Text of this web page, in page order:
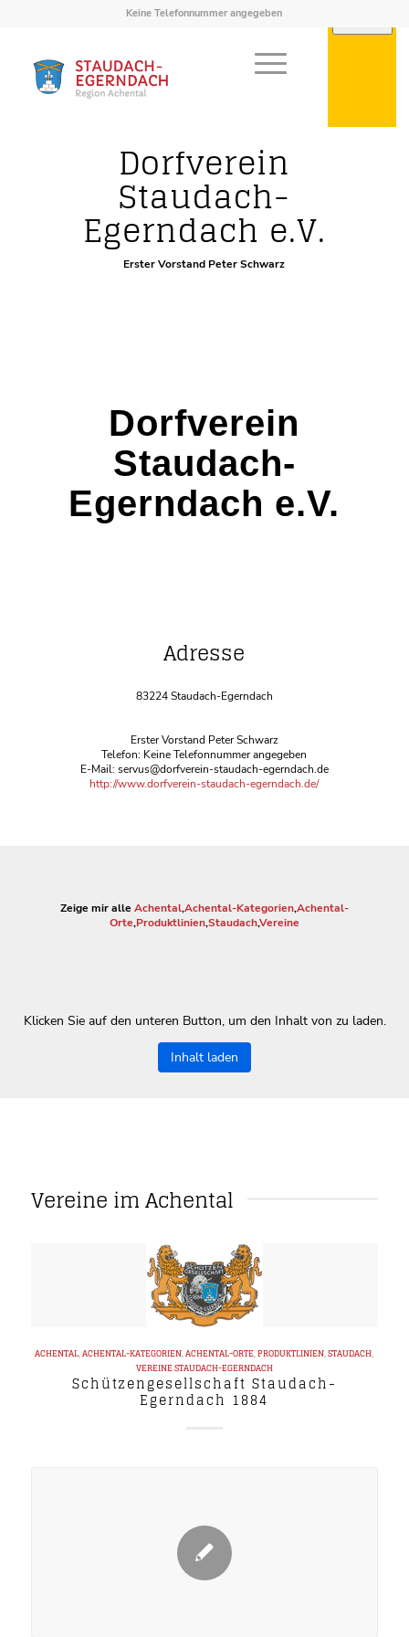
Keine Telefonnummer angegeben
Dorfverein
Staudach-
Egerndach e.V.
Erster Vorstand Peter Schwarz
Dorfverein
Staudach-
Egerndach e.V.
Adresse
83224 Staudach-Egerndach
Erster Vorstand Peter Schwarz
Telefon: Keine Telefonnummer angegeben
E-Mail: servus@dorfverein-staudach-egerndach.de
http://www.dorfverein-staudach-egerndach.de/
Zeige mir alle Achental,Achental-Kategorien,Achental-
Orte,Produktlinien,Staudach,Vereine
Klicken Sie auf den unteren Button, um den Inhalt von zu laden.
Inhalt laden
Vereine im Achental
ACHENTAL,ACHENTAL-KATEGORIEN,ACHENTAL-ORTE,PRODUKTLINIEN,STAUDACH,
VEREINESTAUDACH-EGERNDACH
Schützengesellschaft Staudach-
Egerndach 1884